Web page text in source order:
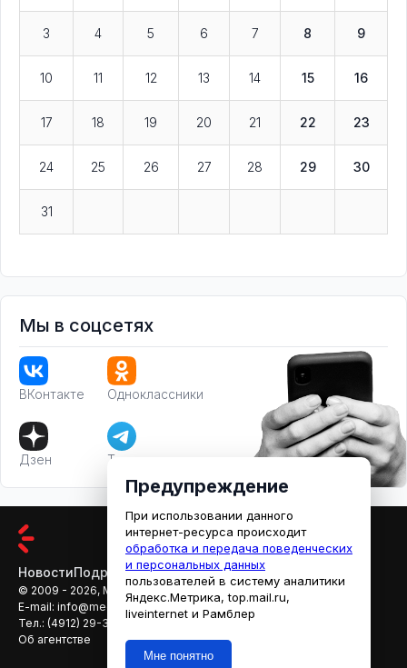
3 4 5 6 7 8 9
10 11 12 13 14 15 16
17 18 19 20 21 22 23
24 25 26 27 28 29 30
31
Мы в соцсетях
ВКонтакте Одноклассники
Дзен Телеграм
НовостиПодробностиАфишаКино
© 2009 - 2026, МЕДИАРЯЗАНЬ
E-mail: info@mediaryazan.ru,reklama@mediaryazan.ru
Тел.: (4912) 29-33-66
Об агентстве
Предупреждение
При использовании данного
интернет-ресурса происходит
обработка и передача поведенческих
и персональных данных
пользователей в систему аналитики
Яндекс.Метрика, top.mail.ru,
liveinternet и Рамблер
Мне понятно